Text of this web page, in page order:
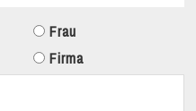
Frau
Firma